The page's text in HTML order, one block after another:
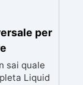
per
sai quale
Liquid